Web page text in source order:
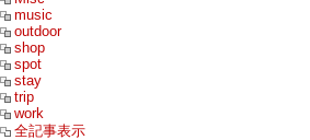
music
outdoor
shop
spot
stay
trip
work
全記事表示